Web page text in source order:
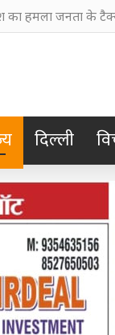
का हमला जनता के
दिल्ली